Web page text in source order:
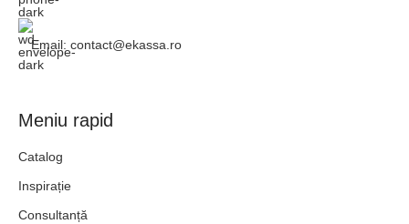
Email: contact@ekassa.ro
Meniu rapid
Catalog
Inspirație
Consultanță